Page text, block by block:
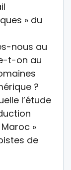
» du
nous au
t-on au
?
l’étude
»
de